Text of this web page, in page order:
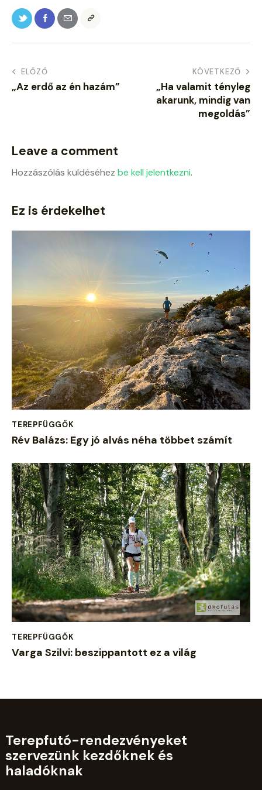
ELŐZŐ
„Az erdő az én hazám”
KÖVETKEZŐ
„Ha valamit tényleg
akarunk, mindig van
megoldás”
Leave a comment
Hozzászólás küldéséhez be kell jelentkezni.
Ez is érdekelhet
TEREPFÜGGŐK
Rév Balázs: Egy jó alvás néha többet számít
TEREPFÜGGŐK
Varga Szilvi: beszippantott ez a világ
Terepfutó-rendezvényeket
szervezünk kezdőknek és
haladóknak